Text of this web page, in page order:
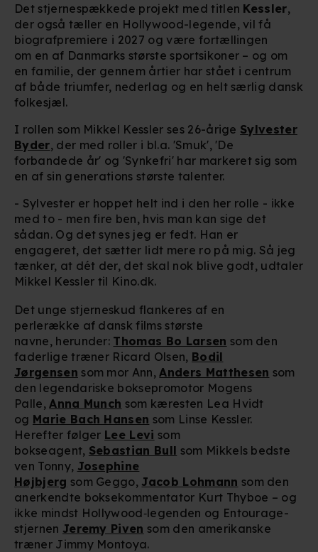
Det stjernespækkede projekt med titlen Kessler,
der også tæller en Hollywood-legende, vil få
biografpremiere i 2027 og være fortællingen
om en af Danmarks største sportsikoner – og om
en familie, der gennem årtier har stået i centrum
af både triumfer, nederlag og en helt særlig dansk
folkesjæl.
I rollen som Mikkel Kessler ses 26-årige Sylvester
Byder, der med roller i bl.a. 'Smuk', 'De
forbandede år' og 'Synkefri' har markeret sig som
en af sin generations største talenter.
- Sylvester er hoppet helt ind i den her rolle - ikke
med to - men fire ben, hvis man kan sige det
sådan. Og det synes jeg er fedt. Han er
engageret, det sætter lidt mere ro på mig. Så jeg
tænker, at dét der, det skal nok blive godt, udtaler
Mikkel Kessler til Kino.dk.
Det unge stjerneskud flankeres af en
perlerække af dansk films største
navne, herunder: Thomas Bo Larsen som den
faderlige træner Ricard Olsen, Bodil
Jørgensen som mor Ann,Anders Matthesen som
den legendariske boksepromotor Mogens
Palle,Anna Munch som kæresten Lea Hvidt
og Marie Bach Hansen som Linse Kessler.
Herefter følger Lee Levi som
bokseagent, Sebastian Bull som Mikkels bedste
ven Tonny, Josephine
Højbjerg som Geggo, Jacob Lohmann som den
anerkendte boksekommentator Kurt Thyboe – og
ikke mindst Hollywood‑legenden og Entourage-
stjernen Jeremy Piven som den amerikanske
træner Jimmy Montoya.